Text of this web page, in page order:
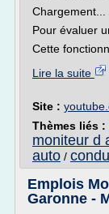
Chargement...
Pour évaluer
Cette
Lire la suite
Site :
Thèmes liés :
moniteur d
auto /
Emplois
Garonne -